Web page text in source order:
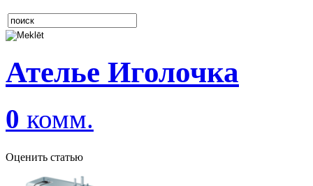
Ателье Иголочка
0 комм.
Оценить статью